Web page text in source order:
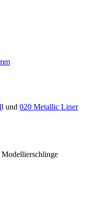
l und 020 Metallic Liner
Modellierschlinge